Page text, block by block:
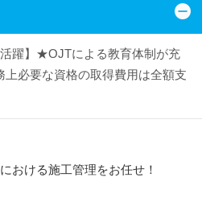
活躍】★OJTによる教育体制が充
必要な資格の取得費用は全額支
おける施工管理をお任せ！